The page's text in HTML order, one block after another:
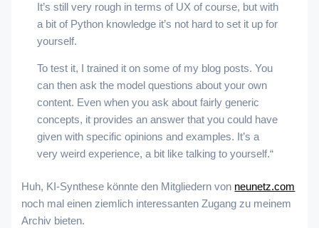
It’s still very rough in terms of UX of course, but with
a bit of Python knowledge it’s not hard to set it up for
yourself.
To test it, I trained it on some of my blog posts. You
can then ask the model questions about your own
content. Even when you ask about fairly generic
concepts, it provides an answer that you could have
given with specific opinions and examples. It’s a
very weird experience, a bit like talking to yourself.“
Huh, KI-Synthese könnte den Mitgliedern von neunetz.com
noch mal einen ziemlich interessanten Zugang zu meinem
Archiv bieten.